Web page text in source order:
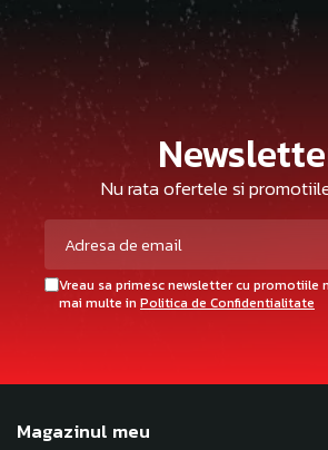
Nu rata ofertele si
Vreau sa primesc newsletter cu promotiile
mai multe in Politica de Confidentialitate
Magazinul meu